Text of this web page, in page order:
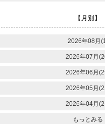
【月別】
2026年08月
2026年07月
2026年06月
2026年05月
2026年04月
もっとみる